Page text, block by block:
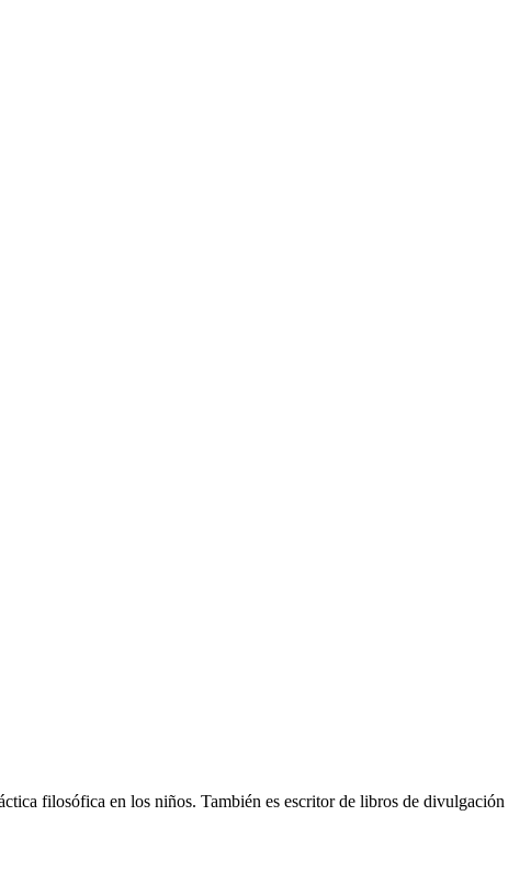
filosófica en los niños. También es escritor de libros de divulgación